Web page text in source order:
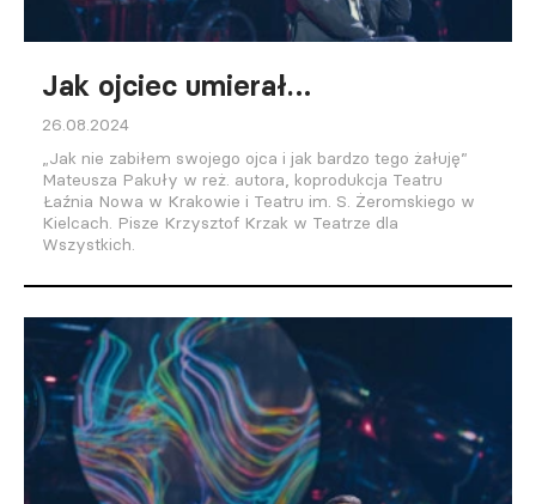
Jak ojciec umierał…
26.08.2024
„Jak nie zabiłem swojego ojca i jak bardzo tego żałuję”
Mateusza Pakuły w reż. autora, koprodukcja Teatru
Łaźnia Nowa w Krakowie i Teatru im. S. Żeromskiego w
Kielcach. Pisze Krzysztof Krzak w Teatrze dla
Wszystkich.